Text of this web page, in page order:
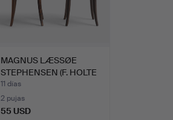
MAGNUS LÆSSØE
STEPHENSEN (F. HOLTE
1903, D…
11 días
2 pujas
55 USD